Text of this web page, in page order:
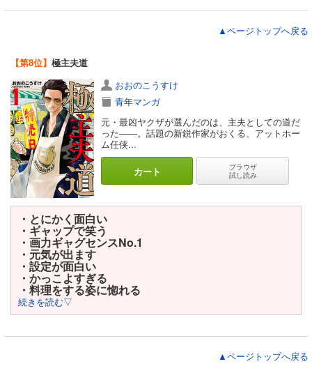
▲ページトップへ戻る
【第8位】 極主夫道
おおのこうすけ
青年マンガ
元・最凶ヤクザが選んだのは、主夫としての道だ
った――。話題の新鋭作家がおくる、アットホー
ム任侠...
カート
ブラウザ
試し読み
・とにかく面白い
・ギャップで笑う
・画力ギャグセンスNo.1
・元気が出ます
・設定が面白い
・かっこよすぎる
・料理をする姿に惚れる
続きを読む▽
▲ページトップへ戻る